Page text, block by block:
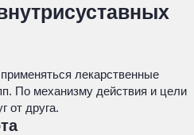
лекарственные
По механизму действия и цели
от друга.